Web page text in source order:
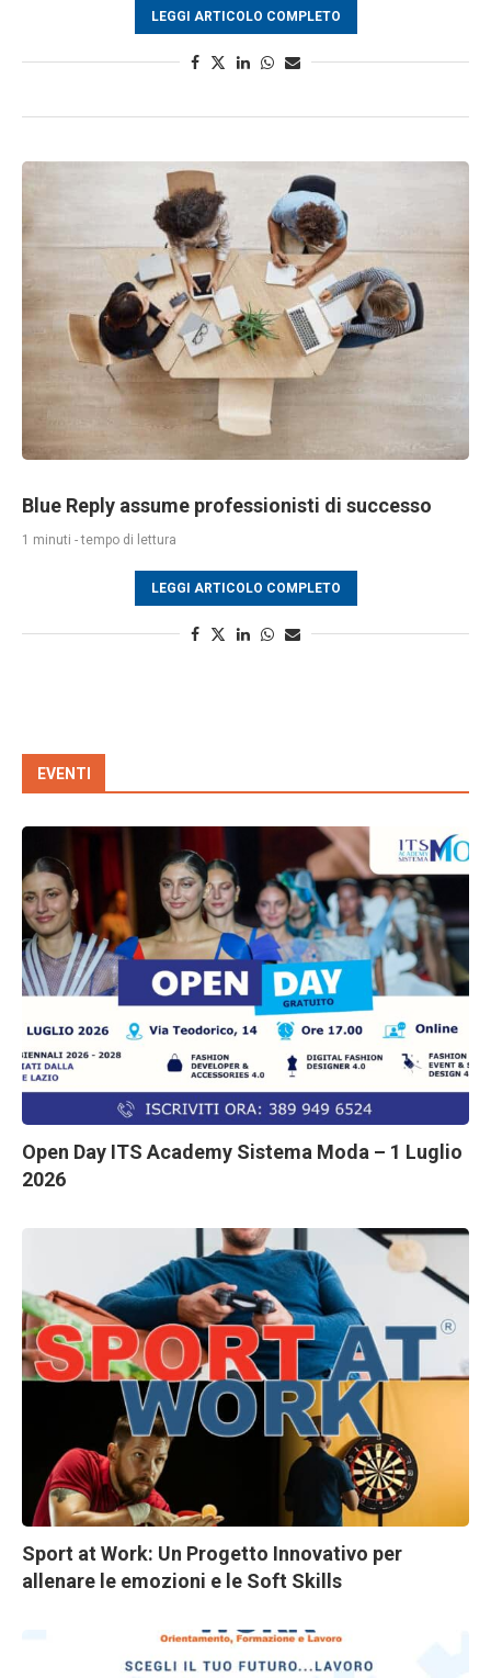
LEGGI ARTICOLO COMPLETO
Blue Reply assume professionisti di successo
1 minuti - tempo di lettura
LEGGI ARTICOLO COMPLETO
EVENTI
Open Day ITS Academy Sistema Moda – 1 Luglio
2026
Sport at Work: Un Progetto Innovativo per
allenare le emozioni e le Soft Skills